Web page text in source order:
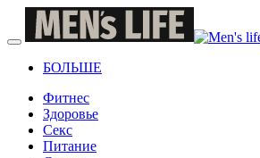
БОЛЬШЕ
Фитнес
Здоровье
Секс
Питание